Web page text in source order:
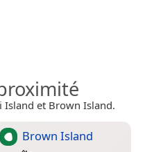
Island et Brown Island.
Brown Island